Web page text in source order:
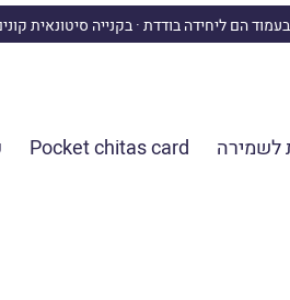
הם ליחידה בודדת · בקנייה סיטונאית
לשמירה Pocket chitas card